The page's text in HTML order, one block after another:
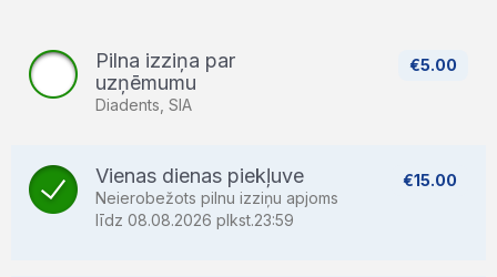
€5.00
Pilna izziņa par
uzņēmumu
Diadents, SIA
€15.00
Vienas dienas piekļuve
Neierobežots pilnu izziņu apjoms
līdz 08.08.2026 plkst.23:59